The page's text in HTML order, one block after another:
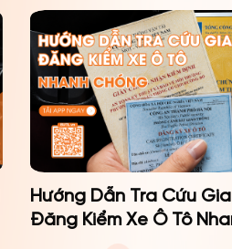
Hướng Dẫn Tra Cứu
Đăng Kiểm Xe Ô Tô